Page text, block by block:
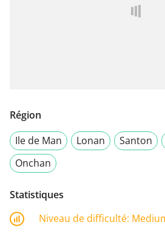
Région
Ile de Man
Lonan Santon
Onchan
Statistiques
Niveau de difficulté: